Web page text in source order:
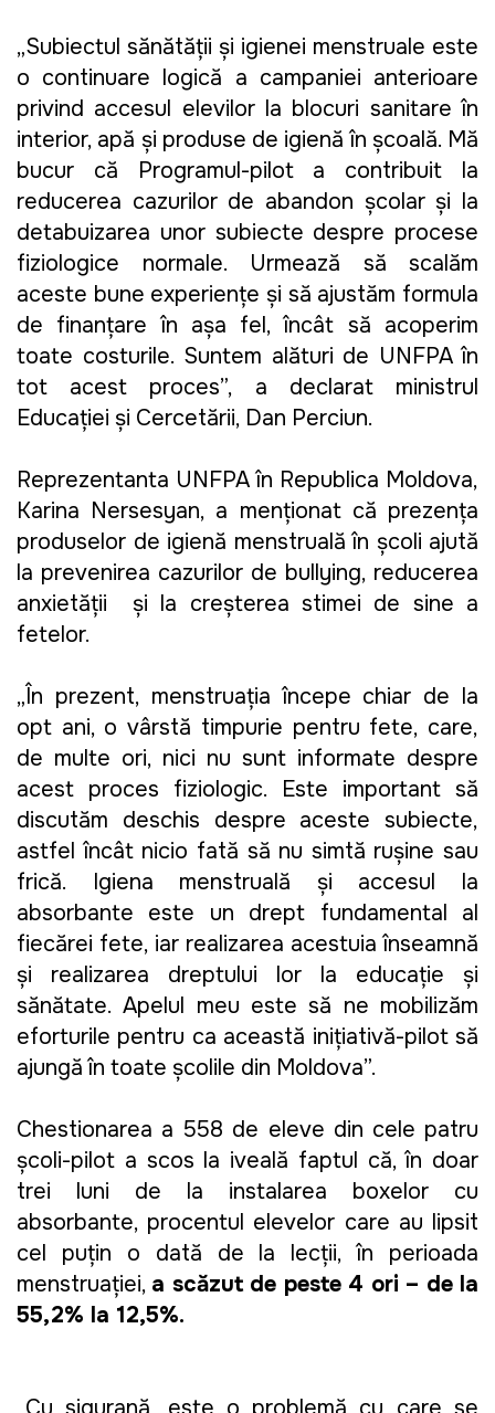
„Subiectul sănătății și igienei menstruale este
o continuare logică a campaniei anterioare
privind accesul elevilor la blocuri sanitare în
interior, apă și produse de igienă în școală. Mă
bucur că Programul-pilot a contribuit la
reducerea cazurilor de abandon școlar și la
detabuizarea unor subiecte despre procese
fiziologice normale. Urmează să scalăm
aceste bune experiențe și să ajustăm formula
de finanțare în așa fel, încât să acoperim
toate costurile. Suntem alături de UNFPA în
tot acest proces”, a declarat ministrul
Educației și Cercetării, Dan Perciun.
Reprezentanta UNFPA în Republica Moldova,
Karina Nersesyan, a menționat că prezența
produselor de igienă menstruală în școli ajută
la prevenirea cazurilor de bullying, reducerea
anxietății  și la creșterea stimei de sine a
fetelor.
„În prezent, menstruația începe chiar de la
opt ani, o vârstă timpurie pentru fete, care,
de multe ori, nici nu sunt informate despre
acest proces fiziologic. Este important să
discutăm deschis despre aceste subiecte,
astfel încât nicio fată să nu simtă rușine sau
frică. Igiena menstruală și accesul la
absorbante este un drept fundamental al
fiecărei fete, iar realizarea acestuia înseamnă
și realizarea dreptului lor la educație și
sănătate. Apelul meu este să ne mobilizăm
eforturile pentru ca această inițiativă-pilot să
ajungă în toate școlile din Moldova”.
Chestionarea a 558 de eleve din cele patru
școli-pilot a scos la iveală faptul că, în doar
trei luni de la instalarea boxelor cu
absorbante, procentul elevelor care au lipsit
cel puțin o dată de la lecții, în perioada
menstruației, a scăzut de peste 4 ori – de la
55,2% la 12,5%.